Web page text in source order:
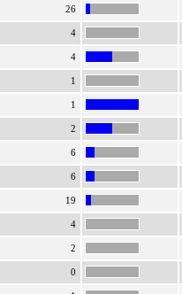
26
4
4
1
1
2
6
6
19
4
2
0